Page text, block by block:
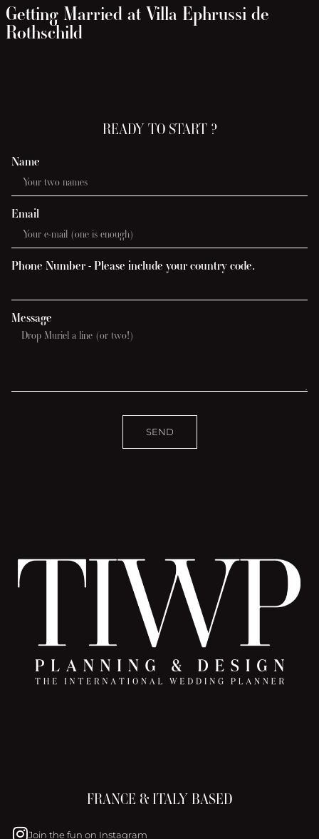
Getting Married at Villa Ephrussi de
Rothschild
FRANCE & ITALY BASED
Join the fun on Instagram
READY TO START ?
Name
Email
Phone Number - Please include your country code.
Message
SEND